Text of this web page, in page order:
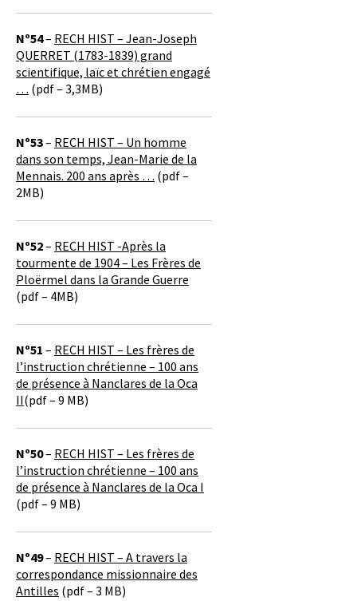
Nº54– RECH HIST – Jean-Joseph
QUERRET (1783-1839) grand
scientifique, laïc et chrétien engagé
… (pdf – 3,3MB)
Nº53– RECH HIST – Un homme
dans son temps, Jean-Marie de la
Mennais. 200 ans après … (pdf –
2MB)
Nº52– RECH HIST -Après la
tourmente de 1904 – Les Frères de
Ploërmel dans la Grande Guerre
(pdf – 4MB)
Nº51 – RECH HIST – Les frères de
l’instruction chrétienne – 100 ans
de présence à Nanclares de la Oca
II(pdf – 9 MB)
Nº50– RECH HIST – Les frères de
l’instruction chrétienne – 100 ans
de présence à Nanclares de la Oca I
(pdf – 9 MB)
Nº49– RECH HIST – A travers la
correspondance missionnaire des
Antilles (pdf – 3 MB)